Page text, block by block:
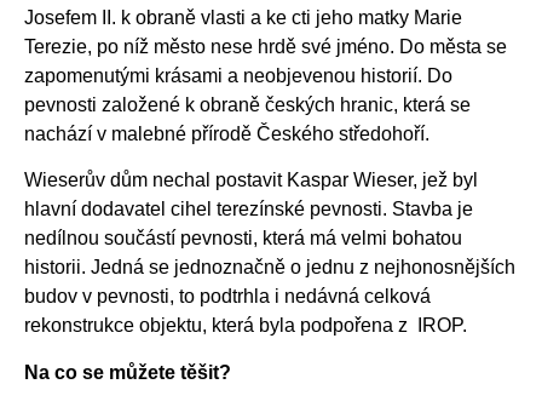
Josefem II. k obraně vlasti a ke cti jeho matky Marie
Terezie, po níž město nese hrdě své jméno. Do města se
zapomenutými krásami a neobjevenou historií. Do
pevnosti založené k obraně českých hranic, která se
nachází v malebné přírodě Českého středohoří.
Wieserův dům nechal postavit Kaspar Wieser, jež byl
hlavní dodavatel cihel terezínské pevnosti. Stavba je
nedílnou součástí pevnosti, která má velmi bohatou
historii. Jedná se jednoznačně o jednu z nejhonosnějších
budov v pevnosti, to podtrhla i nedávná celková
rekonstrukce objektu, která byla podpořena z IROP.
Na co se můžete těšit?